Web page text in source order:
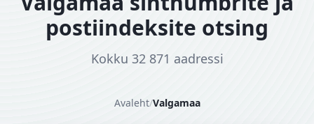
postiindeksite otsing
Kokku 32 871 aadressi
Avaleht/Valgamaa